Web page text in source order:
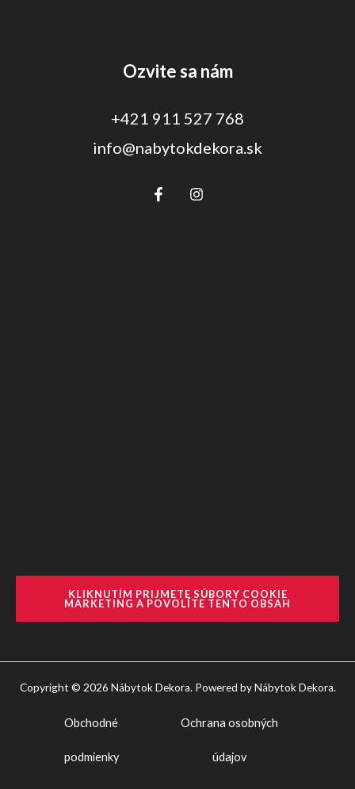
Ozvite sa nám
+421 911 527 768
info@nabytokdekora.sk
KLIKNUTÍM PRIJMETE SÚBORY COOKIE
MARKETING A POVOLÍTE TENTO OBSAH
Copyright © 2026 Nábytok Dekora. Powered by Nábytok Dekora.
Obchodné
podmienky
Ochrana osobných
údajov